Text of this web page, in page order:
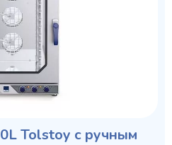
Tolstoy с ручным